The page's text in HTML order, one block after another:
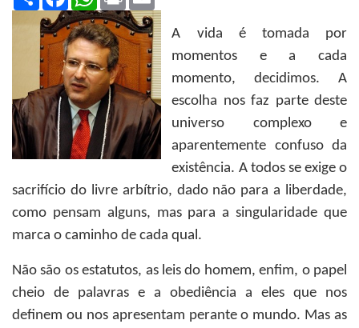
A vida é tomada por
momentos e a cada
momento, decidimos. A
escolha nos faz parte deste
universo complexo e
aparentemente confuso da
existência. A todos se exige o
sacrifício do livre arbítrio, dado não para a liberdade,
como pensam alguns, mas para a singularidade que
marca o caminho de cada qual.
Não são os estatutos, as leis do homem, enfim, o papel
cheio de palavras e a obediência a eles que nos
definem ou nos apresentam perante o mundo. Mas as